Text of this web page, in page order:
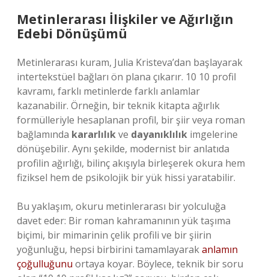
Metinlerarası İlişkiler ve Ağırlığın
Edebi Dönüşümü
Metinlerarası kuram, Julia Kristeva’dan başlayarak
intertekstüel bağları ön plana çıkarır. 10 10 profil
kavramı, farklı metinlerde farklı anlamlar
kazanabilir. Örneğin, bir teknik kitapta ağırlık
formülleriyle hesaplanan profil, bir şiir veya roman
bağlamında kararlılıkve dayanıklılık imgelerine
dönüşebilir. Aynı şekilde, modernist bir anlatıda
profilin ağırlığı, bilinç akışıyla birleşerek okura hem
fiziksel hem de psikolojik bir yük hissi yaratabilir.
Bu yaklaşım, okuru metinlerarası bir yolculuğa
davet eder: Bir roman kahramanının yük taşıma
biçimi, bir mimarinin çelik profili ve bir şiirin
yoğunluğu, hepsi birbirini tamamlayarakanlamın
çoğulluğunu ortaya koyar. Böylece, teknik bir soru